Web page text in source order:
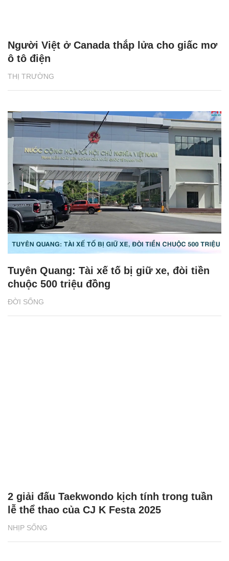
THỊ TRƯỜNG
Người Việt ở Canada thắp lửa cho giấc mơ
ô tô điện
ĐỜI SỐNG
Tuyên Quang: Tài xế tố bị giữ xe, đòi tiền
chuộc 500 triệu đồng
NHỊP SỐNG
2 giải đấu Taekwondo kịch tính trong tuần
lễ thể thao của CJ K Festa 2025